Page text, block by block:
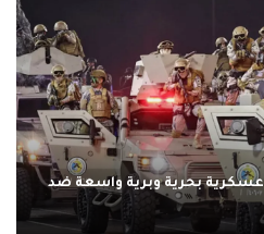
بحرية وبرية واسعة ضد